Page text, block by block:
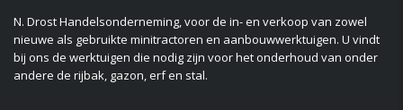
N. Drost Handelsonderneming, voor de in- en verkoop van zowel
nieuwe als gebruikte minitractoren en aanbouwwerktuigen. U vindt
bij ons de werktuigen die nodig zijn voor het onderhoud van onder
andere de rijbak, gazon, erf en stal.